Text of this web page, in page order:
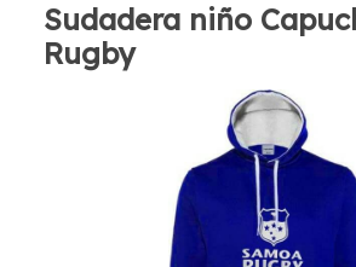
Sudadera niño
Rugby